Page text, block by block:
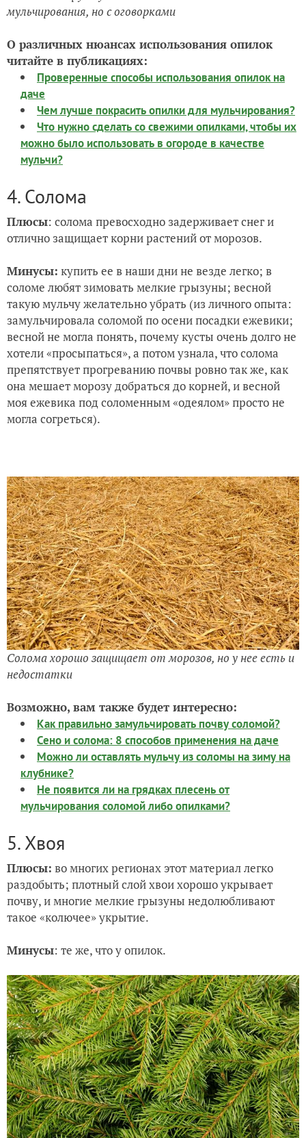
мульчирования, но с оговорками
О различных нюансах использования опилок
читайте в публикациях:
Проверенные способы использования опилок на
даче
Чем лучше покрасить опилки для мульчирования?
Что нужно сделать со свежими опилками, чтобы их
можно было использовать в огороде в качестве
мульчи?
4. Солома
Плюсы: солома превосходно задерживает снег и
отлично защищает корни растений от морозов.
Минусы: купить ее в наши дни не везде легко; в
соломе любят зимовать мелкие грызуны; весной
такую мульчу желательно убрать (из личного опыта:
замульчировала соломой по осени посадки ежевики;
весной не могла понять, почему кусты очень долго не
хотели «просыпаться», а потом узнала, что солома
препятствует прогреванию почвы ровно так же, как
она мешает морозу добраться до корней, и весной
моя ежевика под соломенным «одеялом» просто не
могла согреться).
Солома хорошо защищает от морозов, но у нее есть и
недостатки
Возможно, вам также будет интересно:
Как правильно замульчировать почву соломой?
Сено и солома: 8 способов применения на даче
Можно ли оставлять мульчу из соломы на зиму на
клубнике?
Не появится ли на грядках плесень от
мульчирования соломой либо опилками?
5. Хвоя
Плюсы: во многих регионах этот материал легко
раздобыть; плотный слой хвои хорошо укрывает
почву, и многие мелкие грызуны недолюбливают
такое «колючее» укрытие.
Минусы: те же, что у опилок.